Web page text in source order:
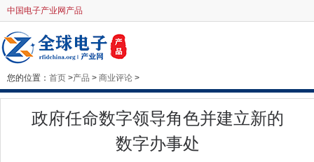
中国电子产业网产品
您的位置： 首页 >产品 > 商业评论 >
政府任命数字领导角色并建立新的
数字办事处